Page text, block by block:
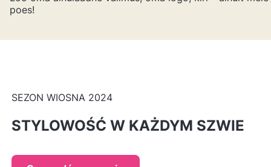
poes!
SEZON WIOSNA 2024
STYLOWOŚĆ W KAŻDYM SZWIE